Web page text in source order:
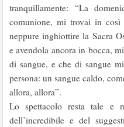
tranquillamente: “La
comunione, mi trovai in così
neppure inghiottire la Sacra
e avendola ancora in bocca,
di sangue, e che di sangue
persona: un sangue caldo,
allora, allora”.
Lo spettacolo resta tale e
dell’incredibile e del